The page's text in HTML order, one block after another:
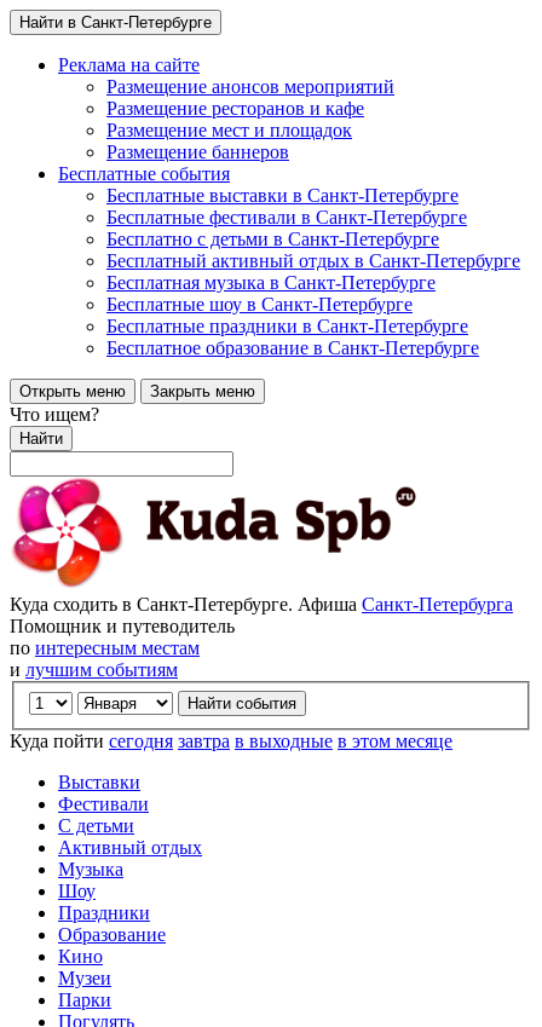
Найти в Санкт-Петербурге
Реклама на сайте
Размещение анонсов мероприятий
Размещение ресторанов и кафе
Размещение мест и площадок
Размещение баннеров
Бесплатные события
Бесплатные выставки в Санкт-Петербурге
Бесплатные фестивали в Санкт-Петербурге
Бесплатно с детьми в Санкт-Петербурге
Бесплатный активный отдых в Санкт-Петербурге
Бесплатная музыка в Санкт-Петербурге
Бесплатные шоу в Санкт-Петербурге
Бесплатные праздники в Санкт-Петербурге
Бесплатное образование в Санкт-Петербурге
Открыть меню Закрыть меню
Что ищем?
Найти
Куда сходить в Санкт-Петербурге. Афиша Санкт-Петербурга
Помощник и путеводитель
по интересным местам
и лучшим событиям
Куда пойти сегодня завтра в выходные в этом месяце
Выставки
Фестивали
С детьми
Активный отдых
Музыка
Шоу
Праздники
Образование
Кино
Музеи
Парки
Погулять